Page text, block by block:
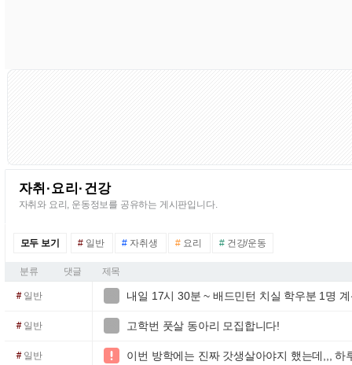
자취·요리·건강
자취와 요리, 운동정보를 공유하는 게시판입니다.
모두 보기 # 일반 # 자취생 #요리 # 건강/운동
분류 댓글 제목
#일반 내일 17시 30분 ~ 배드민턴 치실 학우분 1명
#일반 고학번 풋살 동아리 모집합니다!
#일반  이번 방학에는 진짜 갓생살아야지 했는데,,,